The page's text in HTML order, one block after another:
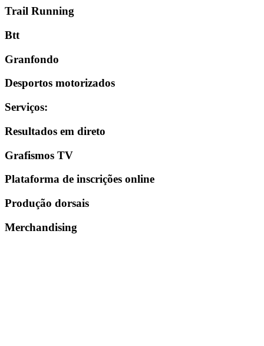
Trail Running
Btt
Granfondo
Desportos motorizados
Serviços:
Resultados em direto
Grafismos TV
Plataforma de inscrições online
Produção dorsais
Merchandising